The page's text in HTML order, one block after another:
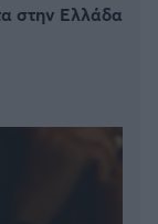
στην Ελλάδα